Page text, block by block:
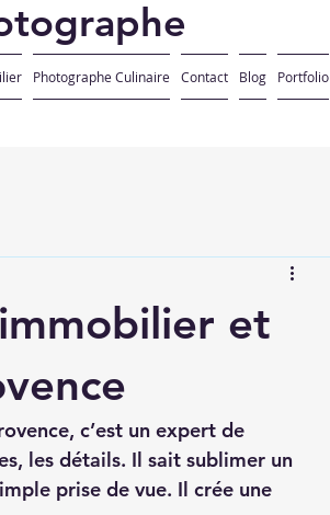
Photographe Culinaire Contact Blog Portfolio
et
c’est un expert de
les détails. Il sait sublimer un
prise de vue. Il crée une